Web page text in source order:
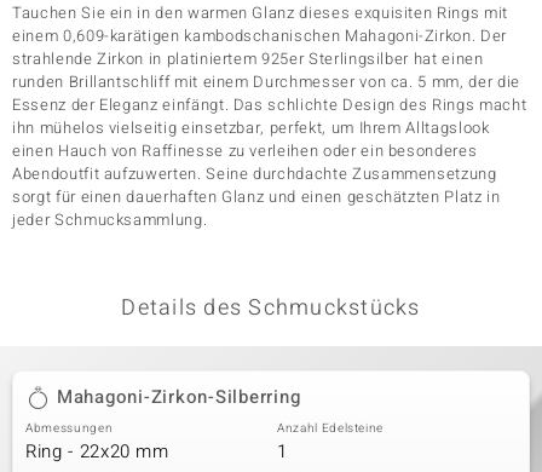
Tauchen Sie ein in den warmen Glanz dieses exquisiten Rings mit
einem 0,609-karätigen kambodschanischen Mahagoni-Zirkon. Der
strahlende Zirkon in platiniertem 925er Sterlingsilber hat einen
runden Brillantschliff mit einem Durchmesser von ca. 5 mm, der die
Essenz der Eleganz einfängt. Das schlichte Design des Rings macht
ihn mühelos vielseitig einsetzbar, perfekt, um Ihrem Alltagslook
einen Hauch von Raffinesse zu verleihen oder ein besonderes
Abendoutfit aufzuwerten. Seine durchdachte Zusammensetzung
sorgt für einen dauerhaften Glanz und einen geschätzten Platz in
jeder Schmucksammlung.
Details des Schmuckstücks
Mahagoni-Zirkon-Silberring
Abmessungen
Ring - 22x20 mm
Anzahl Edelsteine
1